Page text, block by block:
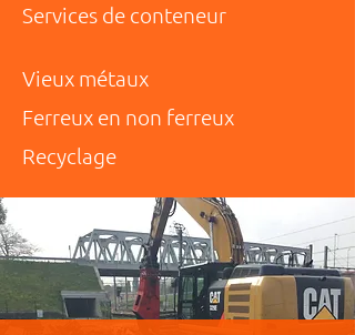
Services de conteneur
Vieux métaux
Ferreux en non ferreux
Recyclage